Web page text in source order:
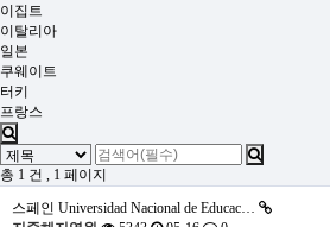
이집트
이탈리아
일본
쿠웨이트
터키
프랑스
총 1 건 , 1 페이지
스페인 Universidad Nacional de Educac…